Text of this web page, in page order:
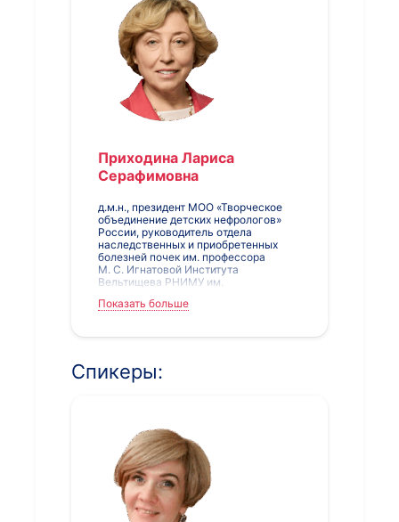
Приходина Лариса
Серафимовна
д.м.н., президент МОО «Творческое
объединение детских нефрологов»
России, руководитель отдела
наследственных и приобретенных
болезней почек им. профессора
М. С. Игнатовой Института
Вельтищева РНИМУ им.
профессор кафедры педиатрии им.
Показать больше
Спикеры: